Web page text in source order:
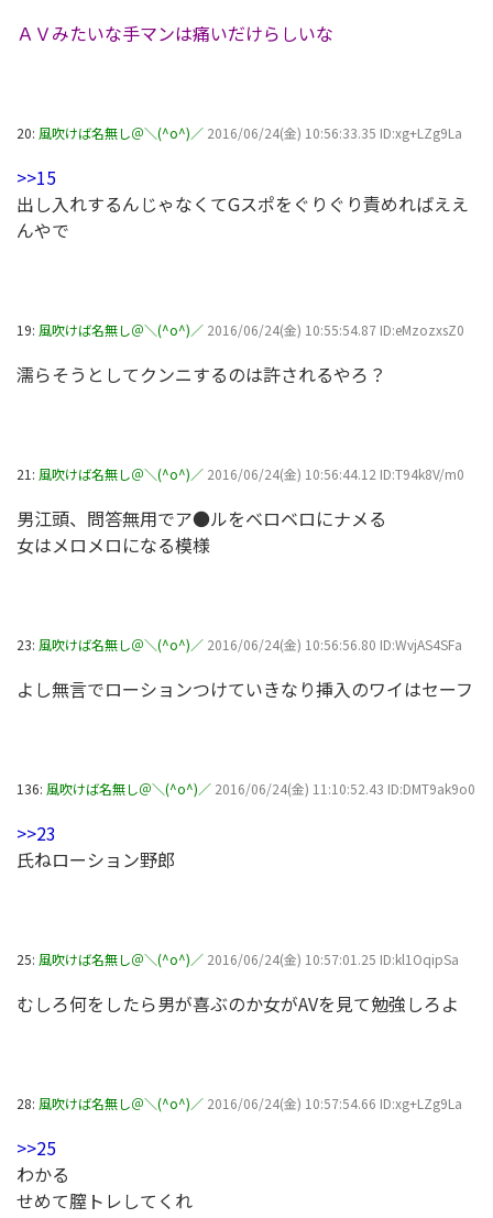
ＡＶみたいな手マンは痛いだけらしいな
20: 風吹けば名無し＠＼(^o^)／ 2016/06/24(金) 10:56:33.35 ID:xg+LZg9La
>>15
出し入れするんじゃなくてGスポをぐりぐり責めればええ
んやで
19: 風吹けば名無し＠＼(^o^)／ 2016/06/24(金) 10:55:54.87 ID:eMzozxsZ0
濡らそうとしてクンニするのは許されるやろ？
21: 風吹けば名無し＠＼(^o^)／ 2016/06/24(金) 10:56:44.12 ID:T94k8V/m0
男江頭、問答無用でア●ルをベロベロにナメる
女はメロメロになる模様
23: 風吹けば名無し＠＼(^o^)／ 2016/06/24(金) 10:56:56.80 ID:WvjAS4SFa
よし無言でローションつけていきなり挿入のワイはセーフ
136: 風吹けば名無し＠＼(^o^)／ 2016/06/24(金) 11:10:52.43 ID:DMT9ak9o0
>>23
氏ねローション野郎
25: 風吹けば名無し＠＼(^o^)／ 2016/06/24(金) 10:57:01.25 ID:kl1OqipSa
むしろ何をしたら男が喜ぶのか女がAVを見て勉強しろよ
28: 風吹けば名無し＠＼(^o^)／ 2016/06/24(金) 10:57:54.66 ID:xg+LZg9La
>>25
わかる
せめて膣トレしてくれ